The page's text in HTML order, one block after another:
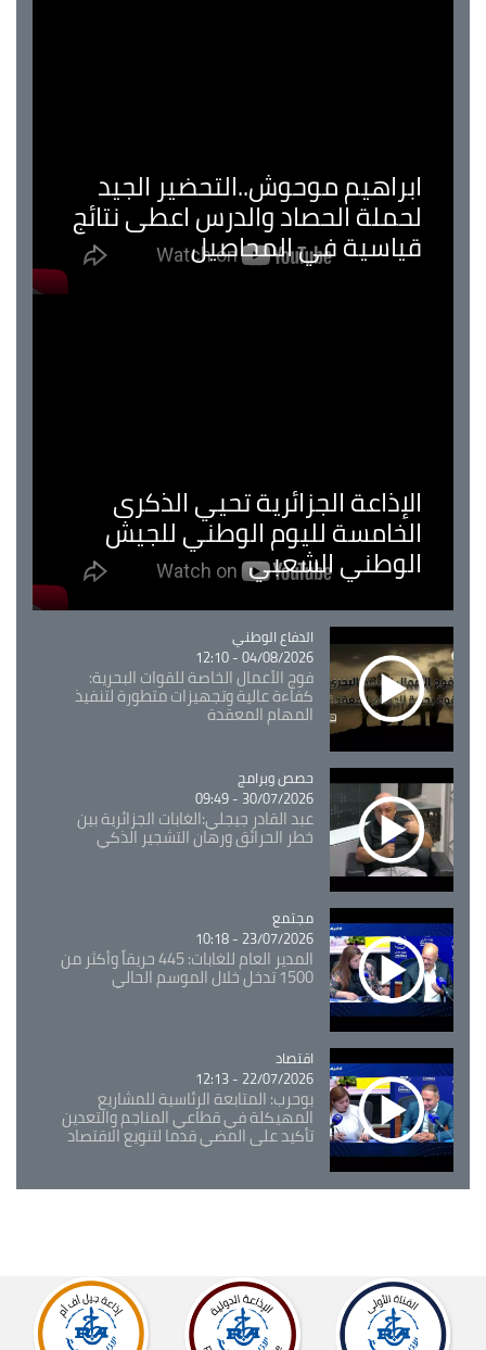
ابراهيم موحوش..التحضير الجيد
لحملة الحصاد والدرس اعطى نتائج
قياسية في المحاصيل
الإذاعة الجزائرية تحيي الذكرى
الخامسة لليوم الوطني للجيش
الوطني الشعبي
Catégorie
الدفاع الوطني
04/08/2026 - 12:10
فوج الأعمال الخاصة للقوات البحرية:
كفاءة عالية وتجهيزات متطورة لتنفيذ
المهام المعقدة
Catégorie
حصص وبرامج
30/07/2026 - 09:49
عبد القادر جيجلي:الغابات الجزائرية بين
خطر الحرائق ورهان التشجير الذكي
Catégorie
مجتمع
23/07/2026 - 10:18
المدير العام للغابات: 445 حريقاً وأكثر من
1500 تدخل خلال الموسم الحالي
Catégorie
اقتصاد
22/07/2026 - 12:13
بوحرب: المتابعة الرئاسية للمشاريع
المهيكلة في قطاعي المناجم والتعدين
تأكيد على المضي قدما لتنويع الاقتصاد